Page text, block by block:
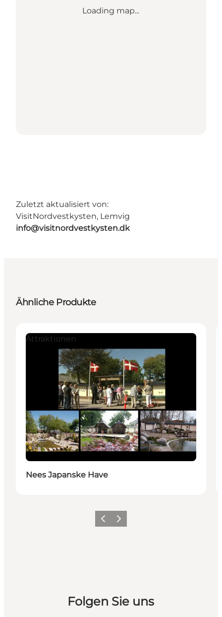
Loading map...
Zuletzt aktualisiert von:
VisitNordvestkysten, Lemvig
info@visitnordvestkysten.dk
Ähnliche Produkte
Attraktionen
Nees Japanske Have
ZurückWeiter
Folgen Sie uns